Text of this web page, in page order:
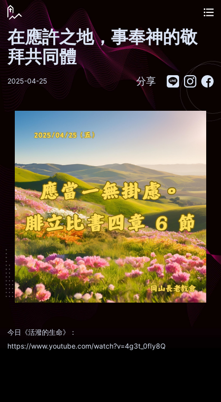
在應許之地，事奉神的敬
拜共同體
2025-04-25 分享
今日《活潑的生命》：
https://www.youtube.com/watch?v=4g3t_0fIy8Q